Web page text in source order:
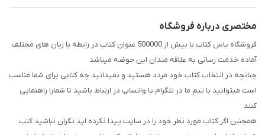
مختصری درباره فروشگاه
فروشگاه یاس کتاب با بیش از 500000 عنوان کتاب در رابطه با زبان های مختلف
آماده خدمت رسانی به علاقه مندان این حوضه میباشد
چنانچه در انتخاب کتاب خود مردد هستید و نمیدانید چه کتابی برای شما مناسب
است میتوانید با تیم ما در تلگرام یا واتساپ در ارتباط باشید تا شما‌را راهنمایی
کنند
همچنین اگر کتاب مورد نظر خود را در سایت پیدا نکرده اید نگران نباشید کتب